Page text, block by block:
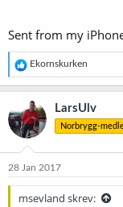
Sent from my
R
e
a
k
s
j
o
e
Ekornskurken
LarsUlv
Norbrygg-
28 Jan 2017
msevland skrev: